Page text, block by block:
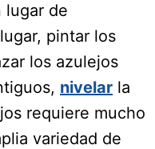
lugar de
pintar los
los azulejos
nivelar la
requiere mucho
variedad de